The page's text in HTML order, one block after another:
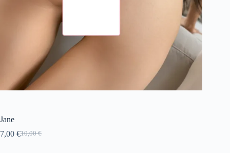
Jane
10,00€
Le
7,00 €Le